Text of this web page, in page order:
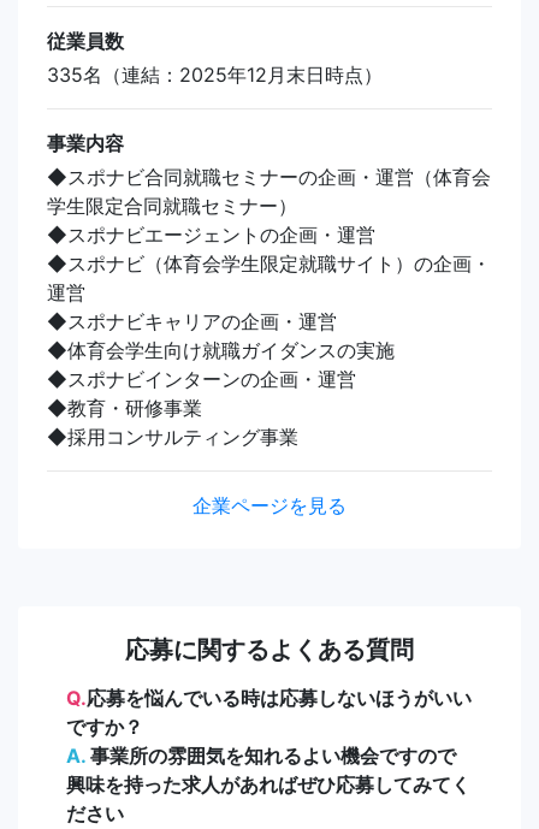
従業員数
335名（連結：2025年12月末日時点）
事業内容
◆スポナビ合同就職セミナーの企画・運営（体育会
学生限定合同就職セミナー）
◆スポナビエージェントの企画・運営
◆スポナビ（体育会学生限定就職サイト）の企画・
運営
◆スポナビキャリアの企画・運営
◆体育会学生向け就職ガイダンスの実施
◆スポナビインターンの企画・運営
◆教育・研修事業
◆採用コンサルティング事業
企業ページを見る
応募に関するよくある質問
Q.応募を悩んでいる時は応募しないほうがいい
ですか？
A. 事業所の雰囲気を知れるよい機会ですので
興味を持った求人があればぜひ応募してみてく
ださい